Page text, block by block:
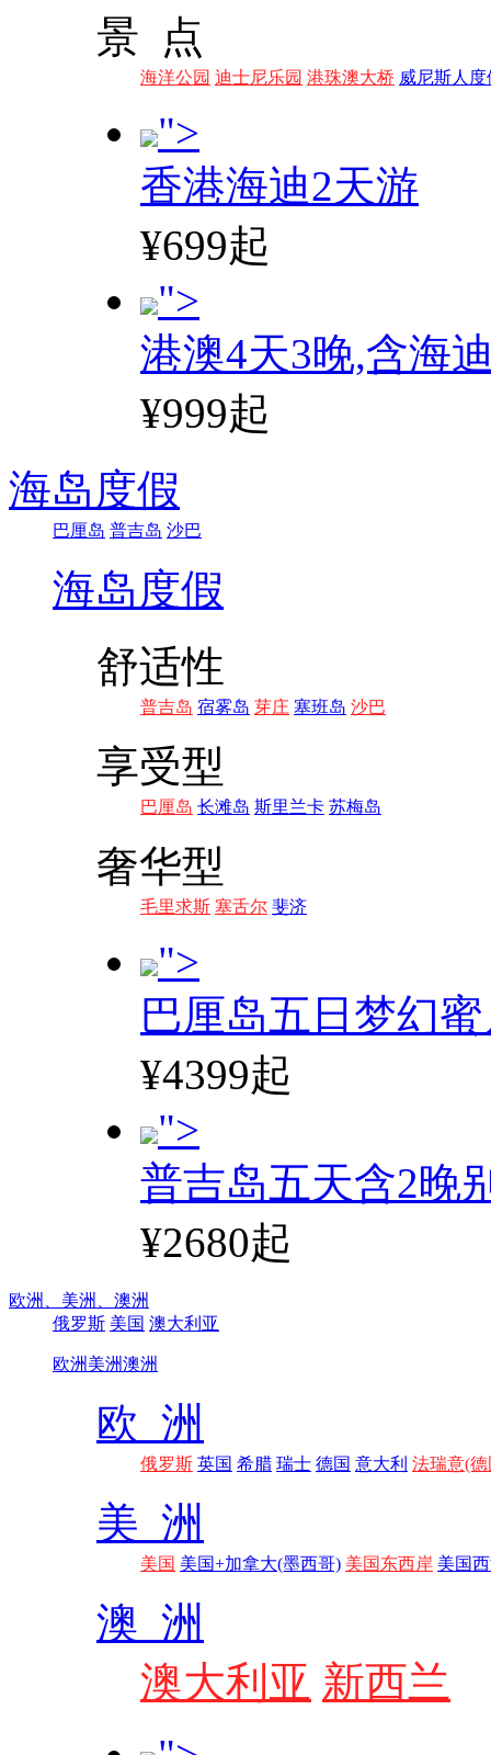
景 点
海洋公园 迪士尼乐园 港珠澳大桥 威尼斯人度
">
香港海迪2天游
¥699起
">
港澳4天3晚,含海
¥999起
海岛度假
巴厘岛 普吉岛 沙巴
海岛度假
舒适性
普吉岛 宿雾岛 芽庄 塞班岛 沙巴
享受型
巴厘岛 长滩岛 斯里兰卡 苏梅岛
奢华型
毛里求斯 塞舌尔 斐济
">
巴厘岛五日梦幻
¥4399起
">
普吉岛五天含2晚
¥2680起
欧洲、 美洲、 澳洲
俄罗斯 美国 澳大利亚
欧洲 美洲澳洲
欧 洲
俄罗斯 英国 希腊 瑞士 德国 意大利 法瑞意(德
美 洲
美国 美国+加拿大(墨西哥) 美国东西岸 美国
澳 洲
澳大利亚 新西兰